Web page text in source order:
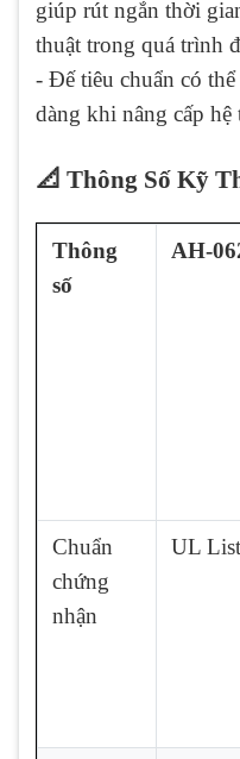
giúp rút ngắn thời
thuật trong quá trình
- Đế tiêu chuẩn có
dàng khi nâng cấp hệ
📐 Thông Số Kỹ
Thông
số
AH-
Chuẩn
chứng
nhận
UL